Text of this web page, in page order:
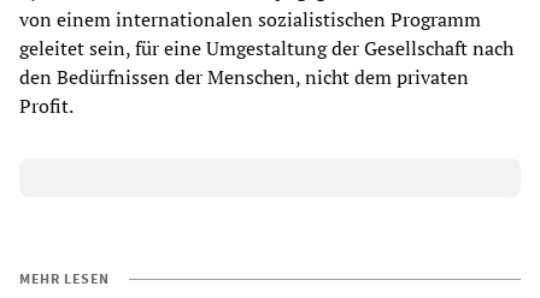
von einem internationalen sozialistischen Programm
geleitet sein, für eine Umgestaltung der Gesellschaft nach
den Bedürfnissen der Menschen, nicht dem privaten
Profit.
MEHR LESEN